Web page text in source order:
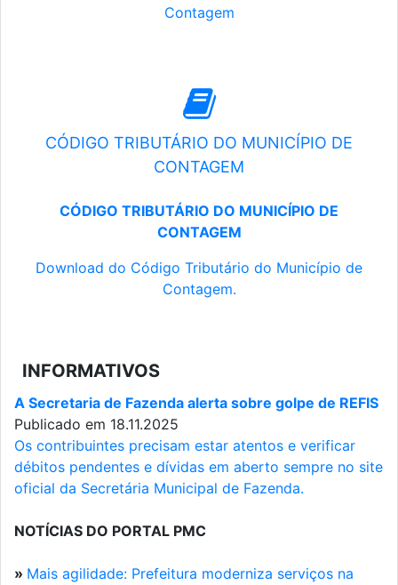
Contagem
CÓDIGO TRIBUTÁRIO DO MUNICÍPIO DE
CONTAGEM
CÓDIGO TRIBUTÁRIO DO MUNICÍPIO DE
CONTAGEM
Download do Código Tributário do Município de
Contagem.
INFORMATIVOS
A Secretaria de Fazenda alerta sobre golpe de REFIS
Publicado em 18.11.2025
Os contribuintes precisam estar atentos e verificar
débitos pendentes e dívidas em aberto sempre no site
oficial da Secretária Municipal de Fazenda.
NOTÍCIAS DO PORTAL PMC
» Mais agilidade: Prefeitura moderniza serviços na